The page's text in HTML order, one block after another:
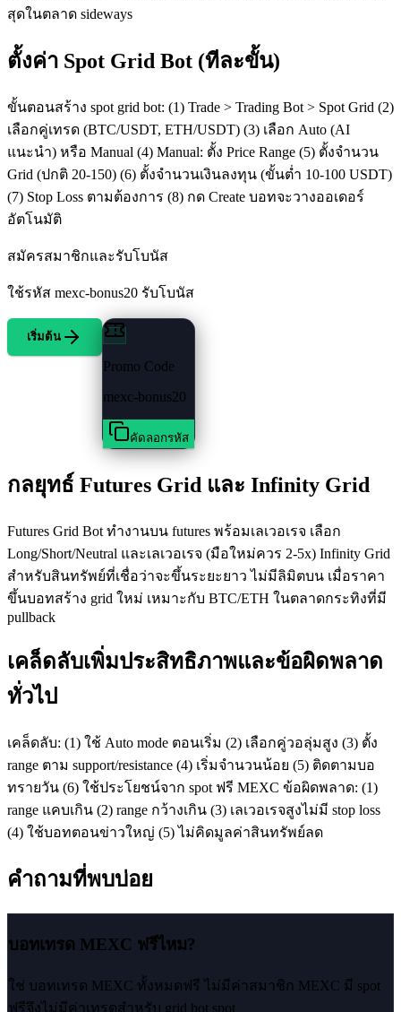
สุดในตลาด sideways
ตั้งค่า Spot Grid Bot (ทีละขั้น)
ขั้นตอนสร้าง spot grid bot: (1) Trade > Trading Bot > Spot Grid (2)
เลือกคู่เทรด (BTC/USDT, ETH/USDT) (3) เลือก Auto (AI
แนะนำ) หรือ Manual (4) Manual: ตั้ง Price Range (5) ตั้งจำนวน
Grid (ปกติ 20-150) (6) ตั้งจำนวนเงินลงทุน (ขั้นต่ำ 10-100 USDT)
(7) Stop Loss ตามต้องการ (8) กด Create บอทจะวางออเดอร์
อัตโนมัติ
สมัครสมาชิกและรับโบนัส
ใช้รหัส mexc-bonus20 รับโบนัส
เริ่มต้น
Promo Code
mexc-bonus20
คัดลอกรหัส
กลยุทธ์ Futures Grid และ Infinity Grid
Futures Grid Bot ทำงานบน futures พร้อมเลเวอเรจ เลือก
Long/Short/Neutral และเลเวอเรจ (มือใหม่ควร 2-5x) Infinity Grid
สำหรับสินทรัพย์ที่เชื่อว่าจะขึ้นระยะยาว ไม่มีลิมิตบน เมื่อราคา
ขึ้นบอทสร้าง grid ใหม่ เหมาะกับ BTC/ETH ในตลาดกระทิงที่มี
pullback
เคล็ดลับเพิ่มประสิทธิภาพและข้อผิดพลาด
ทั่วไป
เคล็ดลับ: (1) ใช้ Auto mode ตอนเริ่ม (2) เลือกคู่วอลุ่มสูง (3) ตั้ง
range ตาม support/resistance (4) เริ่มจำนวนน้อย (5) ติดตามบอ
ทรายวัน (6) ใช้ประโยชน์จาก spot ฟรี MEXC ข้อผิดพลาด: (1)
range แคบเกิน (2) range กว้างเกิน (3) เลเวอเรจสูงไม่มี stop loss
(4) ใช้บอทตอนข่าวใหญ่ (5) ไม่คิดมูลค่าสินทรัพย์ลด
คำถามที่พบบ่อย
บอทเทรด MEXC ฟรีไหม?
ใช่ บอทเทรด MEXC ทั้งหมดฟรี ไม่มีค่าสมาชิก MEXC มี spot
ฟรีจึงไม่มีค่าเทรดสำหรับ grid bot spot